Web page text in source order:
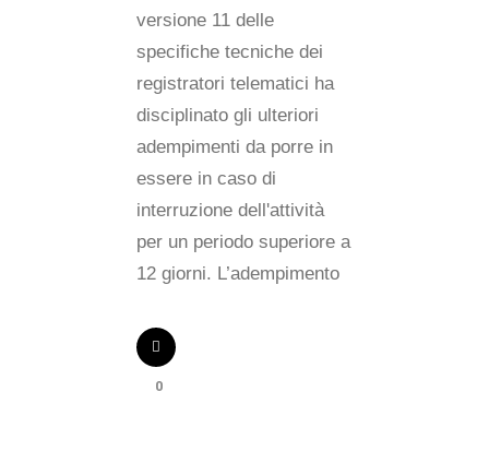
versione 11 delle
specifiche tecniche dei
registratori telematici ha
disciplinato gli ulteriori
adempimenti da porre in
essere in caso di
interruzione dell'attività
per un periodo superiore a
12 giorni. L’adempimento
0